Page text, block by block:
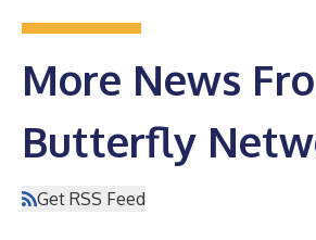
More News
Butterfly
Get RSS Feed